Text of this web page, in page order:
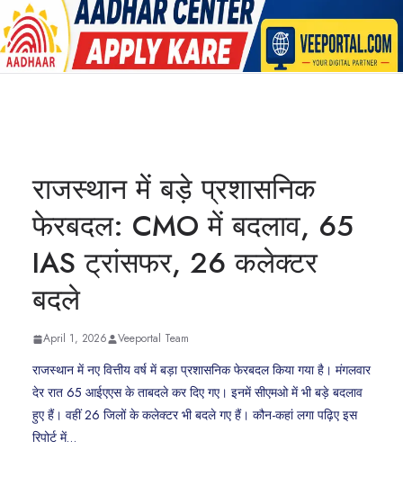
राजस्थान में बड़े प्रशासनिक
फेरबदल: CMO में बदलाव, 65
IAS ट्रांसफर, 26 कलेक्टर
बदले
April 1, 2026 Veeportal Team
राजस्थान में नए वित्तीय वर्ष में बड़ा प्रशासनिक फेरबदल किया गया है। मंगलवार
देर रात 65 आईएएस के ताबदले कर दिए गए। इनमें सीएमओ में भी बड़े बदलाव
हुए हैं। वहीं 26 जिलों के कलेक्टर भी बदले गए हैं। कौन-कहां लगा पढ़िए इस
रिपोर्ट में…